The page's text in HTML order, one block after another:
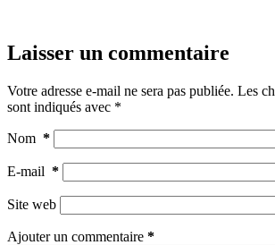
Laisser un commentaire
Votre adresse e-mail ne sera pas publiée. Les
sont indiqués avec *
Nom *
E-mail *
Site web
Ajouter un commentaire *